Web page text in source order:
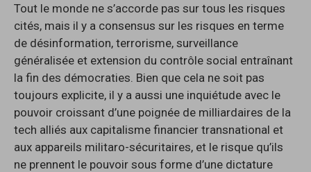
Tout le monde ne s’accorde pas sur tous les risques
cités, mais il y a consensus sur les risques en terme
de désinformation, terrorisme, surveillance
généralisée et extension du contrôle social entraînant
la fin des démocraties. Bien que cela ne soit pas
toujours explicite, il y a aussi une inquiétude avec le
pouvoir croissant d’une poignée de milliardaires de la
tech alliés aux capitalisme financier transnational et
aux appareils militaro-sécuritaires, et le risque qu’ils
ne prennent le pouvoir sous forme d’une dictature